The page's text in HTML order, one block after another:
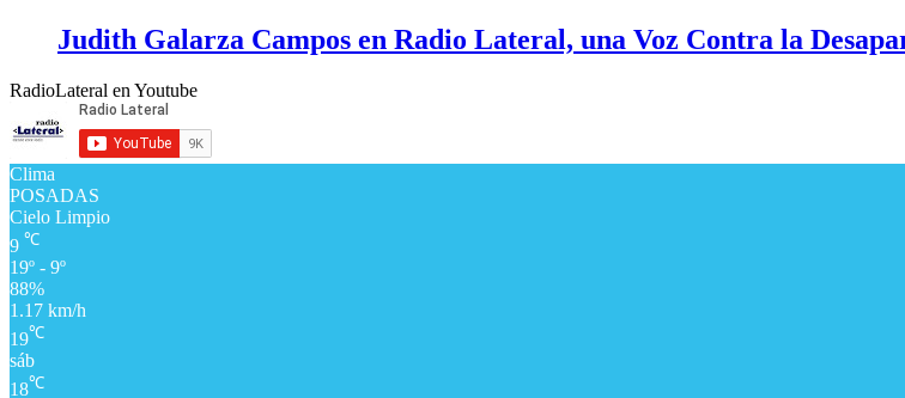
Judith Galarza Campos en Radio Lateral, una Voz Contra la
RadioLateral en Youtube
Clima
POSADAS
Cielo Limpio
9 ℃
19º - 9º
88%
1.17 km/h
19℃
sáb
18℃